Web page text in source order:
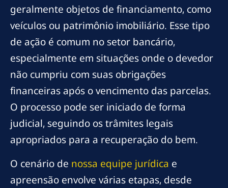
geralmente objetos de financiamento, como
veículos ou patrimônio imobiliário. Esse tipo
de ação é comum no setor bancário,
especialmente em situações onde o devedor
não cumpriu com suas obrigações
financeiras após o vencimento das parcelas.
O processo pode ser iniciado de forma
judicial, seguindo os trâmites legais
apropriados para a recuperação do bem.
O cenário de nossa equipe jurídica e
apreensão envolve várias etapas, desde